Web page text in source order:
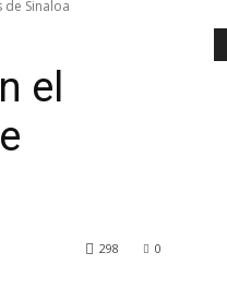
Sinaloa
el
0
298